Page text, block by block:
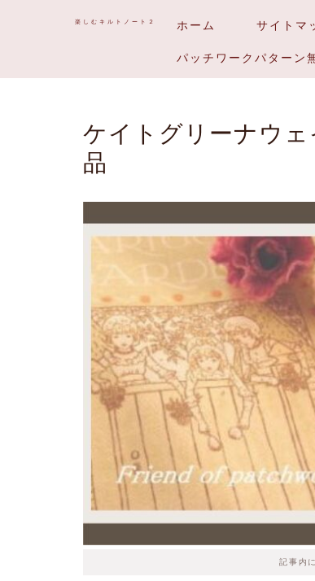
楽しむキルトノート２ ホーム サイトマ
パッチワークパターン
ケイトグリーナウ
品
記事内